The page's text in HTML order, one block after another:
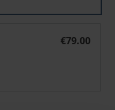
€79.00